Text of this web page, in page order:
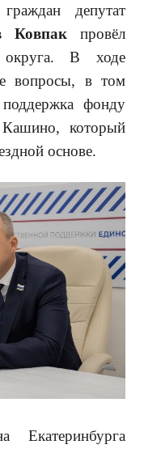
депутат
Ковпак провёл
В ходе
вопросы, в том
поддержка фонду
который
основе.
Екате­ринбурга